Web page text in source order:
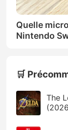
Quelle
Nintendo
🛒
The